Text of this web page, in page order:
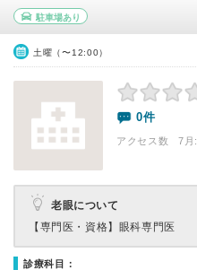
駐車場あり
土曜（〜12:00）
0件
アクセス数 7月:
老眼について
【専門医・資格】 眼科専門医
診療科目：